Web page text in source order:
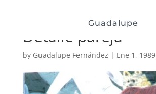
Guadalupe
Detalle pareja
by Guadalupe Fernández | Ene 1, 1989